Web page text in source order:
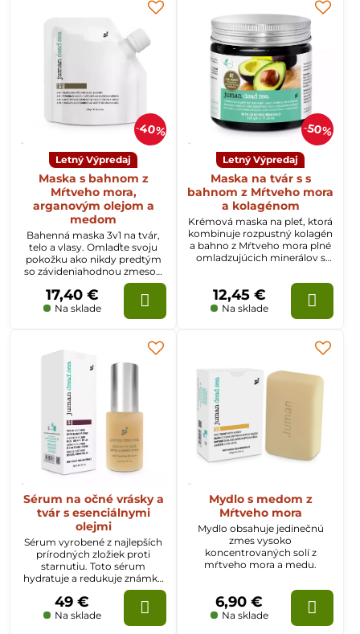
40%
Letný Výpredaj
Maska s bahnom z
Mŕtveho mora,
arganovým olejom a
medom
Bahenná maska 3v1 na tvár,
telo a vlasy. Omlaďte svoju
pokožku ako nikdy predtým
so závideniahodnou zmesou
bahna z Mŕtveho mora, medu,
arganového oleja, vitamínov a
množstva minerálov
zlepšujúcich pokožku.
Na sklade
17,40 €
50%
Letný Výpredaj
Maska na tvár s s
bahnom z Mŕtveho mora
a kolagénom
Krémová maska na pleť, ktorá
kombinuje rozpustný kolagén
a bahno z Mŕtveho mora plné
omladzujúcich minerálov s
regenerácia pokožky.
Na sklade
12,45 €
Sérum na očné vrásky a
tvár s esenciálnymi
olejmi
Sérum vyrobené z najlepších
prírodných zložiek proti
starnutiu. Toto sérum
hydratuje a redukuje známky
starnutia. Tiež rieši tmavé
kruhy a opuchy pod očami,
takže vaša pleť vyzerá mladšie,
sviežo a žiarivo.
Na sklade
49 €
Mydlo s medom z
Mŕtveho mora
Mydlo obsahuje jedinečnú
zmes vysoko
koncentrovaných solí z
mŕtveho mora a medu.
Na sklade
6,90 €